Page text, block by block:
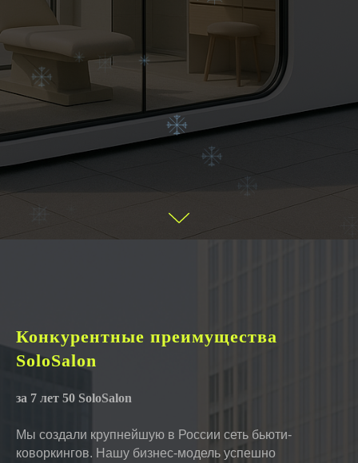
Конкурентные преимущества
SoloSalon
за 7 лет 50 SoloSalon
Мы создали крупнейшую в России сеть бьюти-
коворкингов. Нашу бизнес-модель успешно